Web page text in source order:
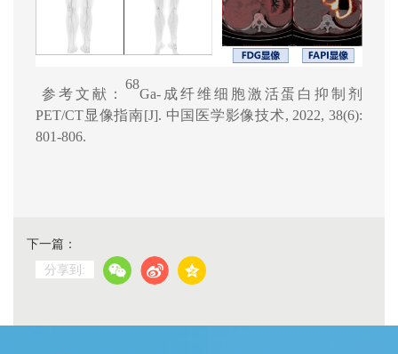
参考文献：
68
Ga- 成纤维细胞激活蛋白抑制剂
PET/CT显像指南[J]. 中国医学影像技术, 2022, 38(6):
801-806.
下一篇：
分享到: